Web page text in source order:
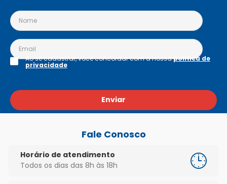
Enviar
Ao se cadastrar, você concordar com a nossapolítica de
privacidade
Fale Conosco
Horário de atendimento
Todos os dias das 8h às 18h